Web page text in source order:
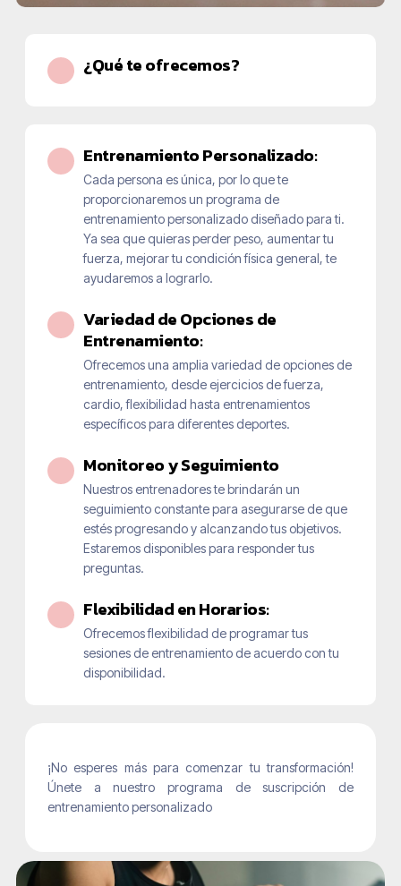
¿Qué te ofrecemos?
Entrenamiento Personalizado:
Cada persona es única, por lo que te
proporcionaremos un programa de
entrenamiento personalizado diseñado para ti.
Ya sea que quieras perder peso, aumentar tu
fuerza, mejorar tu condición física general, te
ayudaremos a lograrlo.
Variedad de Opciones de
Entrenamiento:
Ofrecemos una amplia variedad de opciones de
entrenamiento, desde ejercicios de fuerza,
cardio, flexibilidad hasta entrenamientos
específicos para diferentes deportes.
Monitoreo y Seguimiento
Nuestros entrenadores te brindarán un
seguimiento constante para asegurarse de que
estés progresando y alcanzando tus objetivos.
Estaremos disponibles para responder tus
preguntas.
Flexibilidad en Horarios:
Ofrecemos flexibilidad de programar tus
sesiones de entrenamiento de acuerdo con tu
disponibilidad.
¡No esperes más para comenzar tu transformación!
Únete a nuestro programa de suscripción de
entrenamiento personalizado